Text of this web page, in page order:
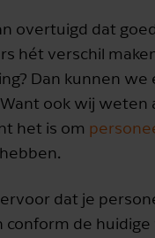
overtuigd dat
hét verschil
Dan kunnen we
ook wij weten
het is om
dat je
conform de huidige